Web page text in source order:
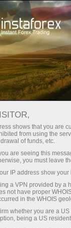
ega
yelkasi,
spred
bilan
shartlar.
Kichik
Har bir
30% bonus
Savdoda
va
shows that you are
from using the
of funds, etc.
are seeing this
you must leave
IP address show
a VPN provided by a
not have proper
in the WHOIS
whether you are a
being a US